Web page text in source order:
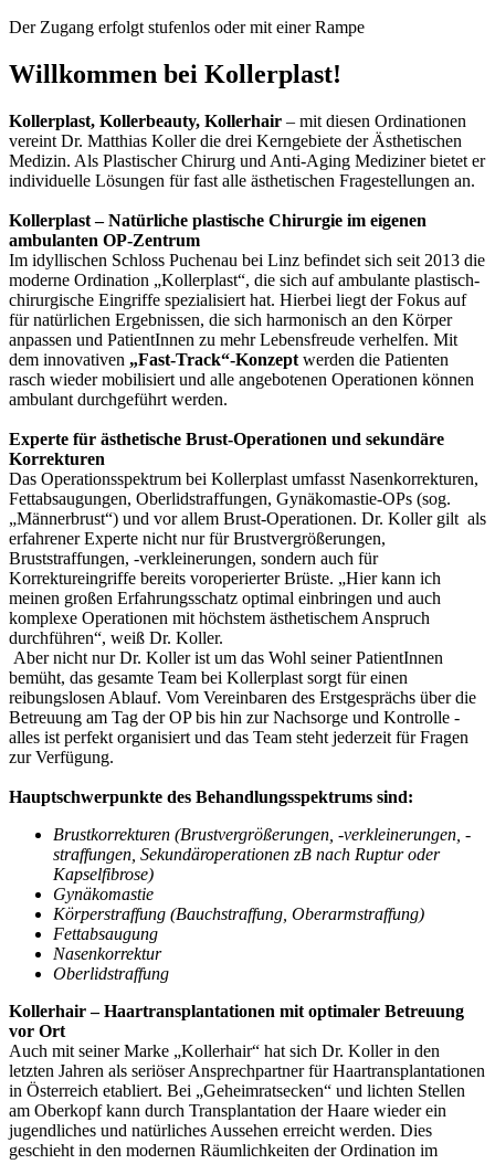
Der Zugang erfolgt stufenlos oder mit einer Rampe
Willkommen bei Kollerplast!
Kollerplast, Kollerbeauty, Kollerhair – mit diesen Ordinationen
vereint Dr. Matthias Koller die drei Kerngebiete der Ästhetischen
Medizin. Als Plastischer Chirurg und Anti-Aging Mediziner bietet er
individuelle Lösungen für fast alle ästhetischen Fragestellungen an.
Kollerplast – Natürliche plastische Chirurgie im eigenen
ambulanten OP-Zentrum
Im idyllischen Schloss Puchenau bei Linz befindet sich seit 2013 die
moderne Ordination „Kollerplast“, die sich auf ambulante plastisch-
chirurgische Eingriffe spezialisiert hat. Hierbei liegt der Fokus auf
für natürlichen Ergebnissen, die sich harmonisch an den Körper
anpassen und PatientInnen zu mehr Lebensfreude verhelfen. Mit
dem innovativen „Fast-Track“-Konzept werden die Patienten
rasch wieder mobilisiert und alle angebotenen Operationen können
ambulant durchgeführt werden.
Experte für ästhetische Brust-Operationen und sekundäre
Korrekturen
Das Operationsspektrum bei Kollerplast umfasst Nasenkorrekturen,
Fettabsaugungen, Oberlidstraffungen, Gynäkomastie-OPs (sog.
„Männerbrust“) und vor allem Brust-Operationen. Dr. Koller gilt als
erfahrener Experte nicht nur für Brustvergrößerungen,
Bruststraffungen, -verkleinerungen, sondern auch für
Korrektureingriffe bereits voroperierter Brüste. „Hier kann ich
meinen großen Erfahrungsschatz optimal einbringen und auch
komplexe Operationen mit höchstem ästhetischem Anspruch
durchführen“, weiß Dr. Koller.
Aber nicht nur Dr. Koller ist um das Wohl seiner PatientInnen
bemüht, das gesamte Team bei Kollerplast sorgt für einen
reibungslosen Ablauf. Vom Vereinbaren des Erstgesprächs über die
Betreuung am Tag der OP bis hin zur Nachsorge und Kontrolle -
alles ist perfekt organisiert und das Team steht jederzeit für Fragen
zur Verfügung.
Hauptschwerpunkte des Behandlungsspektrums sind:
Brustkorrekturen (Brustvergrößerungen, -verkleinerungen, -
straffungen, Sekundäroperationen zB nach Ruptur oder
Kapselfibrose)
Gynäkomastie
Körperstraffung (Bauchstraffung, Oberarmstraffung)
Fettabsaugung
Nasenkorrektur
Oberlidstraffung
Kollerhair – Haartransplantationen mit optimaler Betreuung
vor Ort
Auch mit seiner Marke „Kollerhair“ hat sich Dr. Koller in den
letzten Jahren als seriöser Ansprechpartner für Haartransplantationen
in Österreich etabliert. Bei „Geheimratsecken“ und lichten Stellen
am Oberkopf kann durch Transplantation der Haare wieder ein
jugendliches und natürliches Aussehen erreicht werden. Dies
geschieht in den modernen Räumlichkeiten der Ordination im